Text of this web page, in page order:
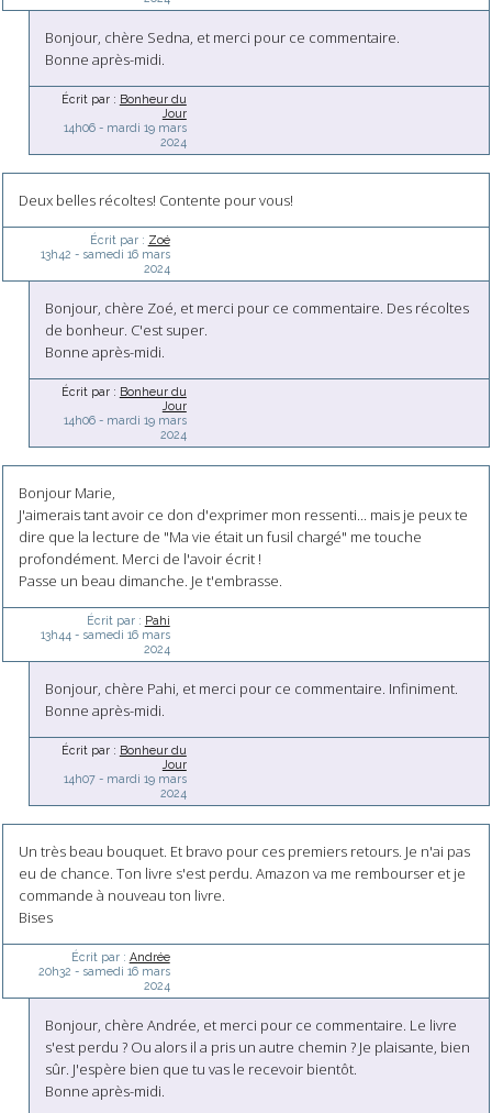
Bonjour, chère Sedna, et merci pour ce commentaire.
Bonne après-midi.
Écrit par : Bonheur du
Jour
14h06- mardi 19 mars
2024
Deux belles récoltes! Contente pour vous!
Écrit par : Zoé
13h42 - samedi 16 mars
2024
Bonjour, chère Zoé, et merci pour ce commentaire. Des récoltes
de bonheur. C'est super.
Bonne après-midi.
Écrit par : Bonheur du
Jour
14h06- mardi 19 mars
2024
Bonjour Marie,
J'aimerais tant avoir ce don d'exprimer mon ressenti... mais je peux te
dire que la lecture de "Ma vie était un fusil chargé" me touche
profondément. Merci de l'avoir écrit !
Passe un beau dimanche. Je t'embrasse.
Écrit par : Pahi
13h44 - samedi 16 mars
2024
Bonjour, chère Pahi, et merci pour ce commentaire. Infiniment.
Bonne après-midi.
Écrit par : Bonheur du
Jour
14h07- mardi 19 mars
2024
Un très beau bouquet. Et bravo pour ces premiers retours. Je n'ai pas
eu de chance. Ton livre s'est perdu. Amazon va me rembourser et je
commande à nouveau ton livre.
Bises
Écrit par : Andrée
20h32 - samedi 16 mars
2024
Bonjour, chère Andrée, et merci pour ce commentaire. Le livre
s'est perdu ? Ou alors il a pris un autre chemin ? Je plaisante, bien
sûr. J'espère bien que tu vas le recevoir bientôt.
Bonne après-midi.